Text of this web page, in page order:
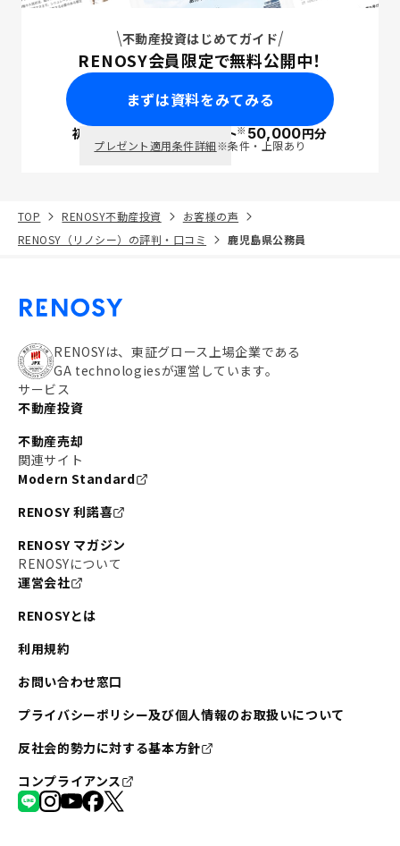
不動産投資はじめてガイド
RENOSY会員限定で無料公開中！
まずは資料をみてみる
初回面談で ポイント※50,000円分
プレゼント適用条件詳細※条件・上限あり
TOP RENOSY不動産投資
お客様の声
RENOSY（リノシー）の評判・口コミ
鹿児島県公務員
RENOSYは、東証グロース上場企業である
GA technologiesが運営しています。
サービス
不動産投資
不動産売却
関連サイト
Modern Standard
RENOSY 利諾喜
RENOSY マガジン
RENOSYについて
運営会社
RENOSYとは
利用規約
お問い合わせ窓口
プライバシーポリシー及び個人情報のお取扱いについて
反社会的勢力に対する基本方針
コンプライアンス